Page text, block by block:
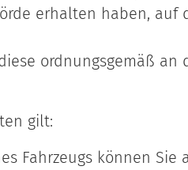
erhalten haben, auf
ordnungsgemäß an
gilt:
Fahrzeugs können Sie